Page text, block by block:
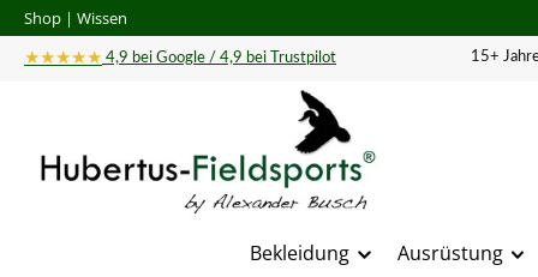
Hauptinhalt springen
Zur Suche springen
Zur Hauptnavigation springen
Shop | Wissen
★★★★★ 4,9 bei Google / 4,9 bei Trustpilot 15+
Bekleidung Ausrüstung